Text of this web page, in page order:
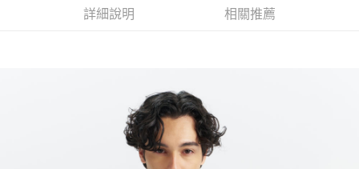
2.透過簡訊連結打開帳單後，可選擇「超商條碼／台灣大直營門市／銀行轉
帳／街口支付／iPASS MONEY」等通路繳費。
買賣價金債權讓與本公司後，依約使用本公司帳單繳交帳款。
2.基於同意付款使用「大哥付你分期」之契約關係目的，商店將以您的個人
資料（包含姓名、電話或地址）提供予台灣大哥大進項蒐集、處理及利用，
由本公司與您本人進行分期帳單所需資料之確認、核對及更正。
3.完整用戶服務條款，請詳閱以下連結：https://oppay.tw/userRule
每筆NT$70，滿NT$1,000(含以上)免運費
每筆NT$100，滿NT$1,000(含以上)免運費
每筆NT$100，滿NT$1,000(含以上)免運費
詳細說明 相關推薦